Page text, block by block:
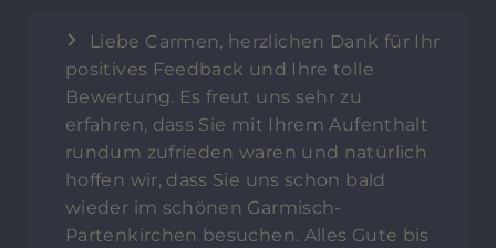
Liebe Carmen, herzlichen Dank für Ihr
positives Feedback und Ihre tolle
Bewertung. Es freut uns sehr zu
erfahren, dass Sie mit Ihrem Aufenthalt
rundum zufrieden waren und natürlich
hoffen wir, dass Sie uns schon bald
wieder im schönen Garmisch-
Partenkirchen besuchen. Alles Gute bis